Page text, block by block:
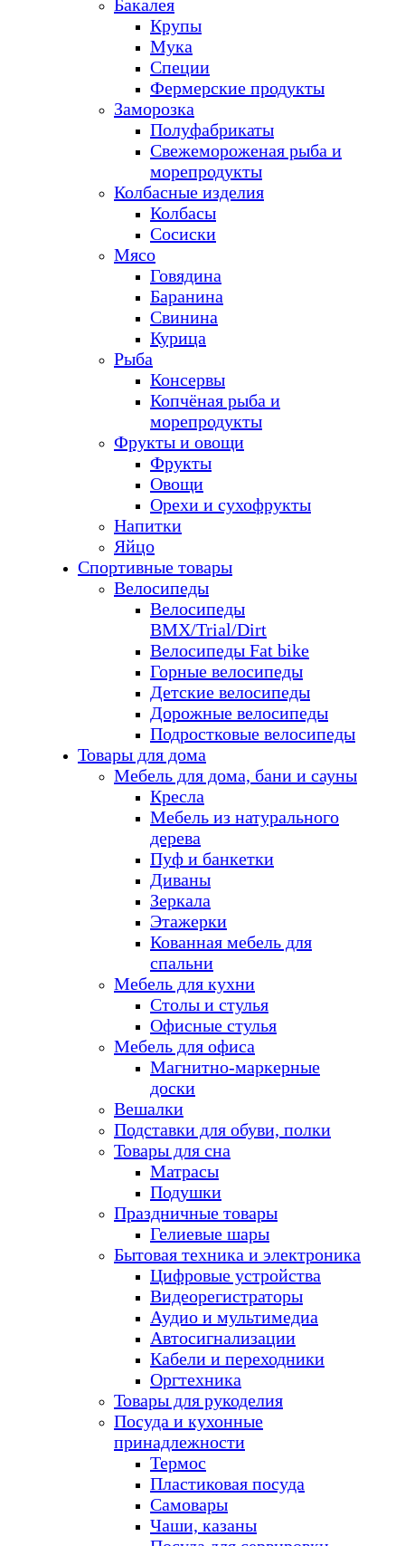
Бакалея
Крупы
Мука
Специи
Фермерские продукты
Заморозка
Полуфабрикаты
Свежемороженая рыба и
морепродукты
Колбасные изделия
Колбасы
Сосиски
Мясо
Говядина
Баранина
Свинина
Курица
Рыба
Консервы
Копчёная рыба и
морепродукты
Фрукты и овощи
Фрукты
Овощи
Орехи и сухофрукты
Напитки
Яйцо
Спортивные товары
Велосипеды
Велосипеды
BMX/Trial/Dirt
Велосипеды Fat bike
Горные велосипеды
Детские велосипеды
Дорожные велосипеды
Подростковые велосипеды
Товары для дома
Мебель для дома, бани и сауны
Кресла
Мебель из натурального
дерева
Пуф и банкетки
Диваны
Зеркала
Этажерки
Кованная мебель для
спальни
Мебель для кухни
Столы и стулья
Офисные стулья
Мебель для офиса
Магнитно-маркерные
доски
Вешалки
Подставки для обуви, полки
Товары для сна
Матрасы
Подушки
Праздничные товары
Гелиевые шары
Бытовая техника и электроника
Цифровые устройства
Видеорегистраторы
Аудио и мультимедиа
Автосигнализации
Кабели и переходники
Оргтехника
Товары для рукоделия
Посуда и кухонные
принадлежности
Термос
Пластиковая посуда
Самовары
Чаши, казаны